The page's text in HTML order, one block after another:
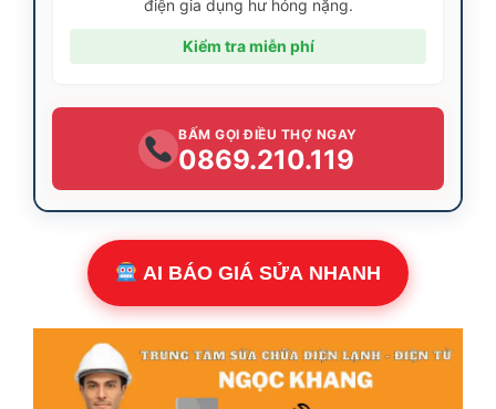
điện gia dụng hư hỏng nặng.
Kiểm tra miễn phí
BẤM GỌI ĐIỀU THỢ NGAY
0869.210.119
AI BÁO GIÁ SỬA NHANH